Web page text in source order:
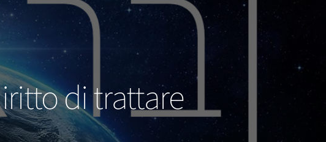
di trattare